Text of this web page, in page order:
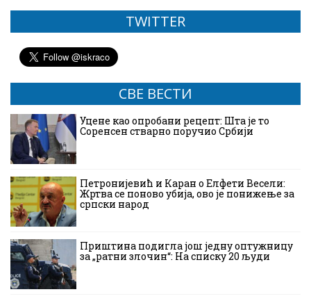
TWITTER
СВЕ ВЕСТИ
Уцене као опробани рецепт: Шта је то
Соренсен стварно поручио Србији
Петронијевић и Каран о Елфети Весели:
Жртва се поново убија, ово је понижење за
српски народ
Приштина подигла још једну оптужницу
за „ратни злочин“: На списку 20 људи